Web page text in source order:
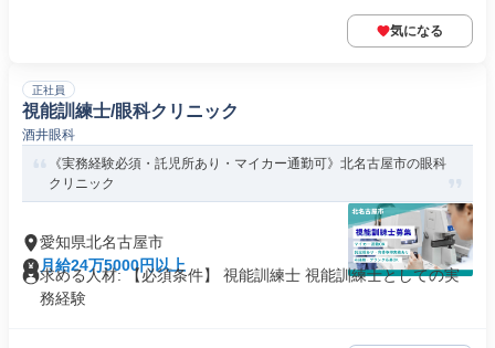
気になる
正社員
視能訓練士/眼科クリニック
酒井眼科
《実務経験必須・託児所あり・マイカー通勤可》北名古屋市の眼科
クリニック
愛知県北名古屋市
月給24万5000円以上
求める人材: 【必須条件】 視能訓練士 視能訓練士としての実
務経験